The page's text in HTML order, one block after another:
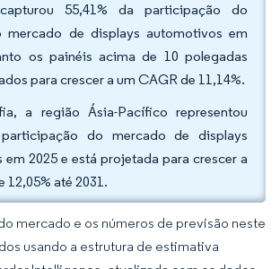
55,41% da participação do
mercado de displays automotivos em
os painéis acima de 10 polegadas
para crescer a um CAGR de 11,14%.
a região Ásia-Pacífico representou
do mercado de displays
2025 e está projetada para crescer a
12,05% até 2031.
mercado e os números de previsão neste
usando a estrutura de estimativa